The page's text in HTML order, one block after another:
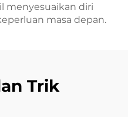
menyesuaikan diri
masa depan.
Trik